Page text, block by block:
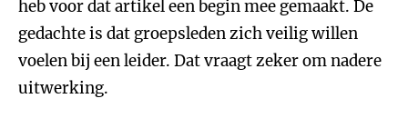
heb voor dat artikel een begin mee gemaakt. De
gedachte is dat groepsleden zich veilig willen
voelen bij een leider. Dat vraagt zeker om nadere
uitwerking.